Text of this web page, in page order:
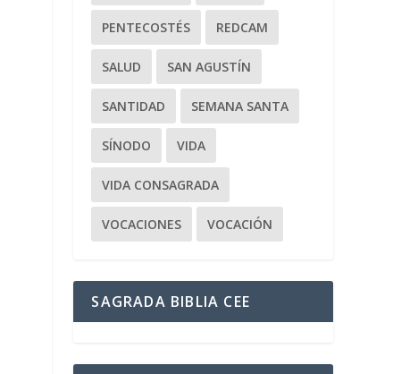
PENTECOSTÉS REDCAM
SALUD SAN AGUSTÍN
SANTIDAD SEMANA SANTA
SÍNODO VIDA
VIDA CONSAGRADA
VOCACIONES VOCACIÓN
SAGRADA BIBLIA CEE